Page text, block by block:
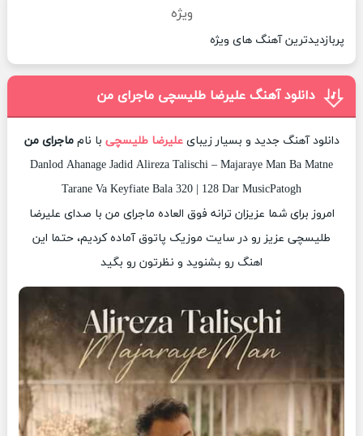
ویژه
پربازدیدترین آهنگ های ویژه
دانلود آهنگ علیرضا طلیسچی ماجرای من
دانلود آهنگ جدید و بسیار زیبایعلیرضا طلیسچی با نامماجرای من
Danlod Ahanage Jadid Alireza Talischi – Majaraye Man Ba Matne
Tarane Va Keyfiate Bala 320 | 128 Dar MusicPatogh
امروز برای شما عزیزان ترانه فوق العاده ماجرای من با صدای علیرضا
طلیسچی عزیز رو در سایت موزیک پاتوق آماده کردیم، حتما این
اهنگ رو بشنوید و نظرتون رو بگید